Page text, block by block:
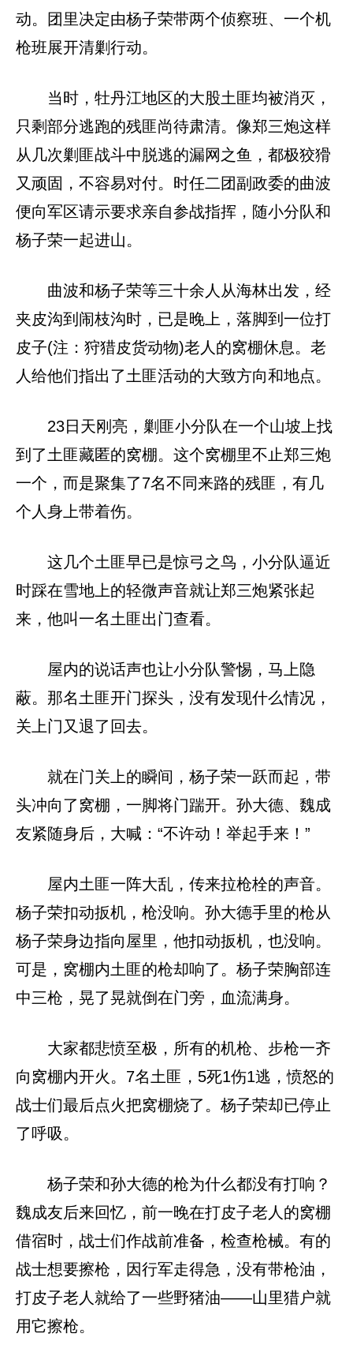
动。团里决定由杨子荣带两个侦察班、一个机
枪班展开清剿行动。
当时，牡丹江地区的大股土匪均被消灭，
只剩部分逃跑的残匪尚待肃清。像郑三炮这样
从几次剿匪战斗中脱逃的漏网之鱼，都极狡猾
又顽固，不容易对付。时任二团副政委的曲波
便向军区请示要求亲自参战指挥，随小分队和
杨子荣一起进山。
曲波和杨子荣等三十余人从海林出发，经
夹皮沟到闹枝沟时，已是晚上，落脚到一位打
皮子(注：狩猎皮货动物)老人的窝棚休息。老
人给他们指出了土匪活动的大致方向和地点。
23日天刚亮，剿匪小分队在一个山坡上找
到了土匪藏匿的窝棚。这个窝棚里不止郑三炮
一个，而是聚集了7名不同来路的残匪，有几
个人身上带着伤。
这几个土匪早已是惊弓之鸟，小分队逼近
时踩在雪地上的轻微声音就让郑三炮紧张起
来，他叫一名土匪出门查看。
屋内的说话声也让小分队警惕，马上隐
蔽。那名土匪开门探头，没有发现什么情况，
关上门又退了回去。
就在门关上的瞬间，杨子荣一跃而起，带
头冲向了窝棚，一脚将门踹开。孙大德、魏成
友紧随身后，大喊：“不许动！举起手来！”
屋内土匪一阵大乱，传来拉枪栓的声音。
杨子荣扣动扳机，枪没响。孙大德手里的枪从
杨子荣身边指向屋里，他扣动扳机，也没响。
可是，窝棚内土匪的枪却响了。杨子荣胸部连
中三枪，晃了晃就倒在门旁，血流满身。
大家都悲愤至极，所有的机枪、步枪一齐
向窝棚内开火。7名土匪，5死1伤1逃，愤怒的
战士们最后点火把窝棚烧了。杨子荣却已停止
了呼吸。
杨子荣和孙大德的枪为什么都没有打响？
魏成友后来回忆，前一晚在打皮子老人的窝棚
借宿时，战士们作战前准备，检查枪械。有的
战士想要擦枪，因行军走得急，没有带枪油，
打皮子老人就给了一些野猪油——山里猎户就
用它擦枪。